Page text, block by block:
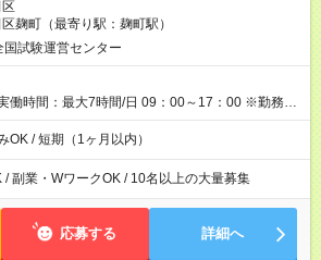
8:30～17:30（休憩1時間） 時給1,300円×8時間
＋交通費 ※当日の役割により時給＋100円の場
試験 7:00～13:30（休憩なし） 時給1,300円（役
時間＝日収8,400円＋交通費 【試用期間】試
麹町（最寄り駅：麹町駅）
国試験運営センター
働時間：最大7時間/日 09：00～17：00 ※勤務時
り異なります。
OK / 短期（1ヶ月以内）
/ 副業・WワークOK / 10名以上の大量募集
応募する 詳細へ